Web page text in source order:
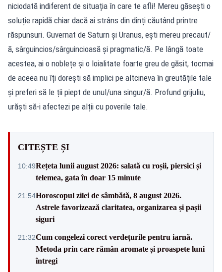
niciodată indiferent de situația în care te afli! Mereu găsești o
soluție rapidă chiar dacă ai strâns din dinți căutând printre
răspunsuri. Guvernat de Saturn și Uranus, ești mereu precaut/
ă, sârguincios/sârguincioasă și pragmatic/ă. Pe lângă toate
acestea, ai o noblețe și o loialitate foarte greu de găsit, tocmai
de aceea nu îți dorești să implici pe altcineva în greutățile tale
și preferi să le ții piept de unul/una singur/ă. Profund grijuliu,
urăști să-i afectezi pe alții cu poverile tale.
CITEȘTE ȘI
10:49Rețeta lunii august 2026: salată cu roșii, piersici și
telemea, gata în doar 15 minute
21:54Horoscopul zilei de sâmbătă, 8 august 2026.
Astrele favorizează claritatea, organizarea și pașii
siguri
21:32Cum congelezi corect verdețurile pentru iarnă.
Metoda prin care rămân aromate și proaspete luni
întregi